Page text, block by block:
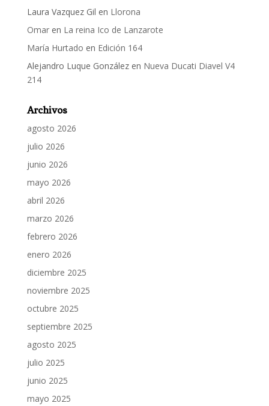
Laura Vazquez Gil en Llorona
Omaren La reina Ico de Lanzarote
María Hurtado en Edición 164
Alejandro Luque Gonzálezen Nueva Ducati Diavel V4
214
Archivos
agosto 2026
julio 2026
junio 2026
mayo 2026
abril 2026
marzo 2026
febrero 2026
enero 2026
diciembre 2025
noviembre 2025
octubre 2025
septiembre 2025
agosto 2025
julio 2025
junio 2025
mayo 2025